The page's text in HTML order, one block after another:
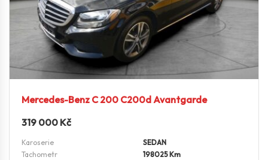
Mercedes-Benz C 200 C200d Avantgarde
319 000 Kč
Karoserie
SEDAN
Tachometr
198025 Km